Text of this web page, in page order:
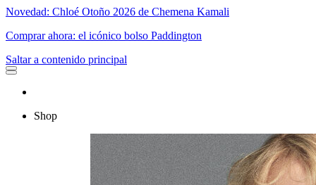
Novedad: Chloé Otoño 2026 de Chemena Kamali
Comprar ahora: el icónico bolso Paddington
Saltar a contenido principal
Shop